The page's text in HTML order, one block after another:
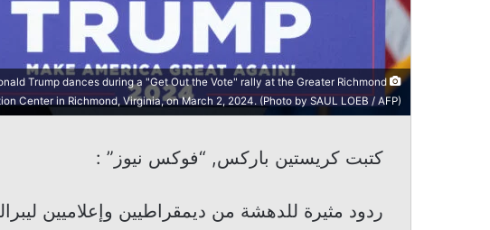
Trump dances during a "Get Out the Vote" rally at the Greater Richmond
Center in Richmond, Virginia, on March 2, 2024. (Photo by SAUL LOEB / AFP)
كتبت كريستين باركس, “فوكس نيوز” :
ردود مثيرة للدهشة من ديمقراطيين وإعلاميين